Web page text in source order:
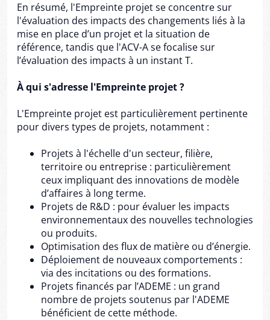
En résumé, l'Empreinte projet se concentre sur
l'évaluation des impacts des changements liés à la
mise en place d’un projet et la situation de
référence, tandis que l'ACV-A se focalise sur
l’évaluation des impacts à un instant T.
À qui s'adresse l'Empreinte projet ?
L'Empreinte projet est particulièrement pertinente
pour divers types de projets, notamment :
Projets à l'échelle d'un secteur, filière,
territoire ou entreprise : particulièrement
ceux impliquant des innovations de modèle
d’affaires à long terme.
Projets de R&D : pour évaluer les impacts
environnementaux des nouvelles technologies
ou produits.
Optimisation des flux de matière ou d’énergie.
Déploiement de nouveaux comportements :
via des incitations ou des formations.
Projets financés par l’ADEME : un grand
nombre de projets soutenus par l'ADEME
bénéficient de cette méthode.